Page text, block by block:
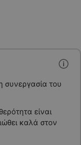
συνεργασία του
είναι
καλά στον